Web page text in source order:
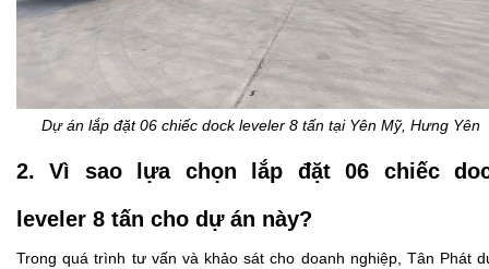
Dự án lắp đặt 06 chiếc dock leveler 8 tấntại Yên Mỹ, Hưng Yên
2. Vì sao lựa chọn lắp đặt 06 chiếc
leveler 8 tấn cho dự án này?
Trong quá trình tư vấn và khảo sát cho doanh nghiệp, Tân Phát